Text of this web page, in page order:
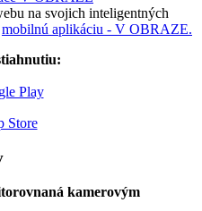
na svojich inteligentných
mobilnú aplikáciu - V OBRAZE.
kamerovým